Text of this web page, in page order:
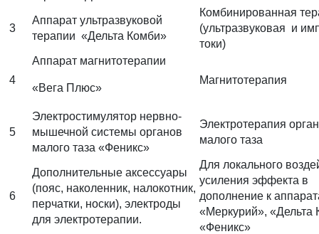
3
Аппарат ультразвуковой
терапии «Дельта Комби»
Комбинированная
(ультразвуковая и
токи)
4
Аппарат магнитотерапии
«Вега Плюс»
Магнитотерапия
5
Электростимулятор нервно-
мышечной системы органов
малого таза «Феникс»
Электротерапия
малого таза
6
Дополнительные аксессуары
(пояс, наколенник, налокотник,
перчатки, носки), электроды
для электротерапии.
Для локального
усиления эффекта в
дополнение к
«Меркурий», «Дельта
«Феникс»